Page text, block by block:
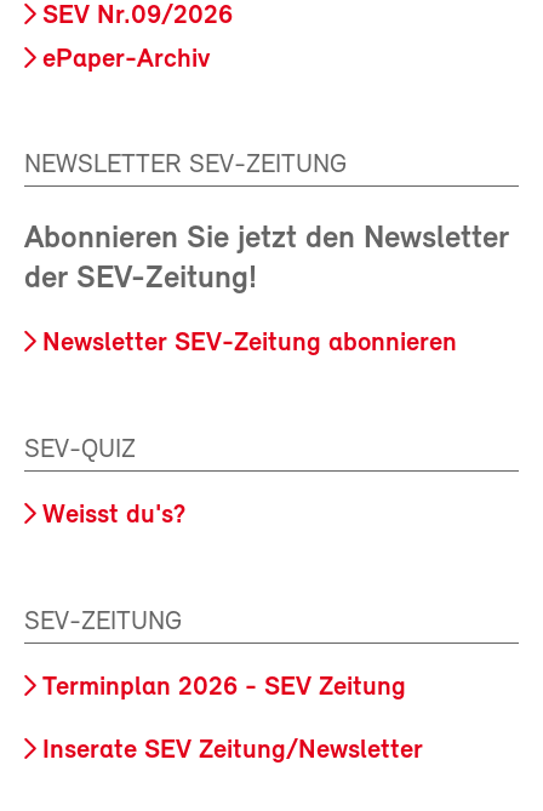
SEV Nr.09/2026
ePaper-Archiv
NEWSLETTER SEV-ZEITUNG
Abonnieren Sie jetzt den Newsletter
der SEV-Zeitung!
Newsletter SEV-Zeitung abonnieren
SEV-QUIZ
Weisst du's?
SEV-ZEITUNG
Terminplan 2026 - SEV Zeitung
Inserate SEV Zeitung/Newsletter